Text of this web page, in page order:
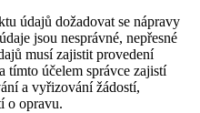
údajů dožadovat se nápravy
jsou nesprávné, nepřesné
musí zajistit provedení
tímto účelem správce zajistí
a vyřizování žádostí,
o opravu.